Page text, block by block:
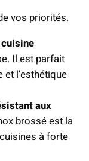
vos priorités.
cuisine
Il est parfait
et l’esthétique
aux
brossé est la
à forte